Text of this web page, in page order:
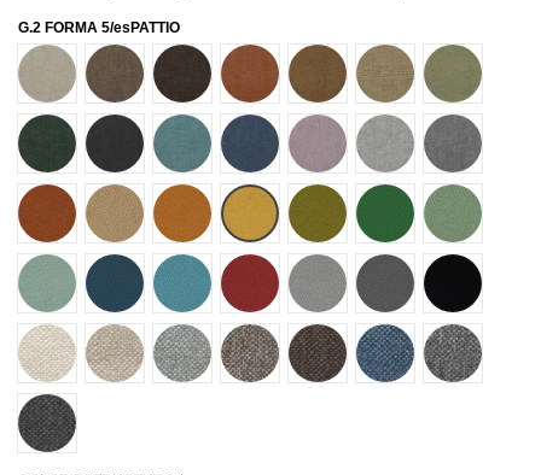
G.2 FORMA 5/esPATTIO
69001
69002 69003 69004 69005 69006 69007
69008 69009 69010 69011 69012 69013 69014
72501 72502 72503 72504 72505 72506 72507
72508 72509 72510 72511 72512 72513 72514
80001 80002 80005 80013 80014 80019 80021
80024